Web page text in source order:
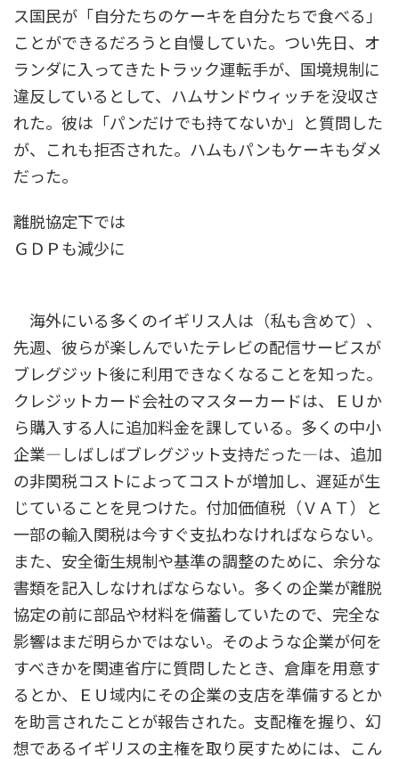
ス国民が「自分たちのケーキを自分たちで食べる」
ことができるだろうと自慢していた。つい先日、オ
ランダに入ってきたトラック運転手が、国境規制に
違反しているとして、ハムサンドウィッチを没収さ
れた。彼は「パンだけでも持てないか」と質問した
が、これも拒否された。ハムもパンもケーキもダメ
だった。
離脱協定下では
ＧＤＰも減少に
海外にいる多くのイギリス人は（私も含めて）、
先週、彼らが楽しんでいたテレビの配信サービスが
ブレグジット後に利用できなくなることを知った。
クレジットカード会社のマスターカードは、ＥＵか
ら購入する人に追加料金を課している。多くの中小
企業―しばしばブレグジット支持だった―は、追加
の非関税コストによってコストが増加し、遅延が生
じていることを見つけた。付加価値税（ＶＡＴ）と
一部の輸入関税は今すぐ支払わなければならない。
また、安全衛生規制や基準の調整のために、余分な
書類を記入しなければならない。多くの企業が離脱
協定の前に部品や材料を備蓄していたので、完全な
影響はまだ明らかではない。そのような企業が何を
すべきかを関連省庁に質問したとき、倉庫を用意す
るとか、ＥＵ域内にその企業の支店を準備するとか
を助言されたことが報告された。支配権を握り、幻
想であるイギリスの主権を取り戻すためには、こん